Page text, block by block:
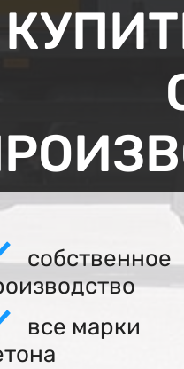
собственное
все марки